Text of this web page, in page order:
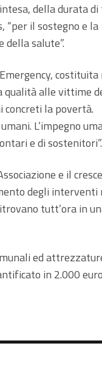
della durata
“per il sostegno e la
salute”.
costituita
qualità alle vittime
concreti la povertà.
L’impegno
e di sostenitori”.
e il
degli interventi
tutt’ora in
ed
in 2.000